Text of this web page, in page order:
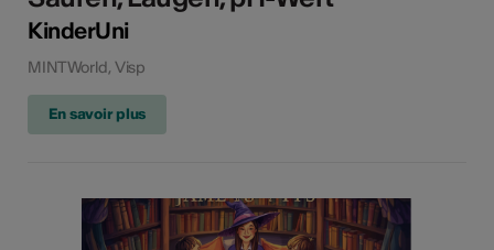
KinderUni
MINTWorld, Visp
En savoir plus